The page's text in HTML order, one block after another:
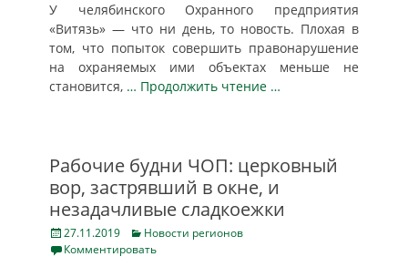
У челябинского Охранного предприятия
«Витязь» — что ни день, то новость. Плохая в
том, что попыток совершить правонарушение
на охраняемых ими объектах меньше не
становится, … Продолжить чтение …
Рабочие будни ЧОП: церковный
вор, застрявший в окне, и
незадачливые сладкоежки
Posted
on
27.11.2019 Categories
Новости регионов
Комментировать